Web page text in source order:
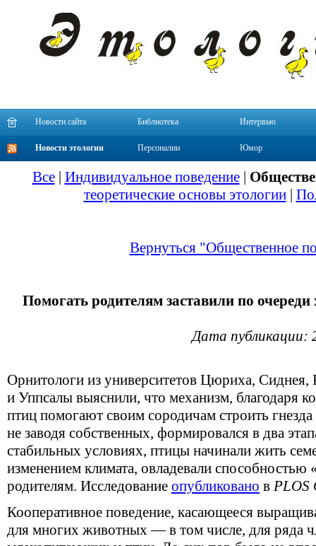
Новости сайта Библиотека Интервью
Новости этологии Персоналии Юмор
Все| Индивидуальное поведение|
теоретические основы этологии|
Вернуться "Общественное
Помогать родителям заставили по
Дата публикации:
Орнитологи из университетов Цюриха, Сиднея,
и Уппсалы выяснили, что механизм, благодаря
птиц помогают своим сородичам строить
не заводя собственных, формировался в два
стабильных условиях, птицы начинали жить
изменением климата, овладевали способностью
родителям. Исследование опубликовано в PLOS
Кооперативное поведение, касающееся
для многих животных — в том числе, для ряда